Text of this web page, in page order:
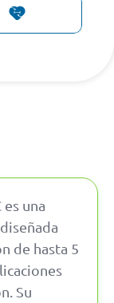
una
de hasta 5
Su